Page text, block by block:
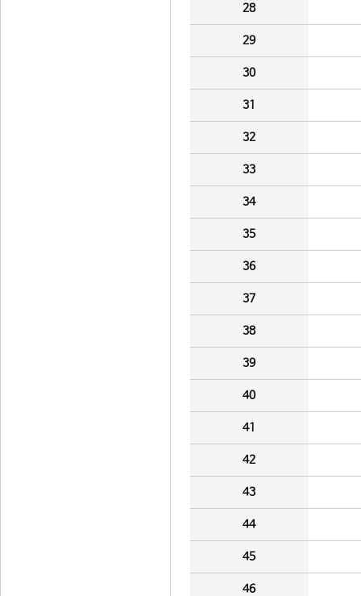
28
29
30
31
32
33
34
35
36
37
38
39
40
41
42
43
44
45
46